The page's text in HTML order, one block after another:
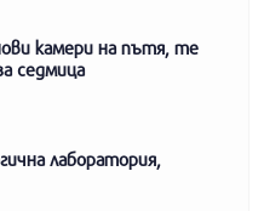
камери на пътя, те
седмица
лаборатория,